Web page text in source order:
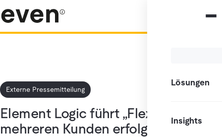
Lösungen
Insights
Externe Pressemitteilung
Element Logic führt „FlexBin“ bei
mehreren Kunden erfolgreich ein